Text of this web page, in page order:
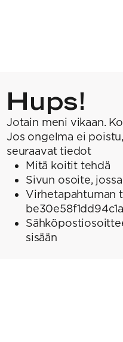
Hups!
Jotain meni vikaan.
Jos ongelma ei
seuraavat tiedot
Mitä koitit tehdä
Sivun osoite,
Virhetapahtuman
sisään